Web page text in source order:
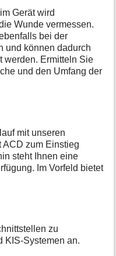
Gerät wird
Wunde vermessen.
bei der
und können dadurch
werden. Ermitteln Sie
und den Umfang der
mit unseren
ACD zum Einstieg
steht Ihnen eine
Im Vorfeld bietet
zu
KIS-Systemen an.